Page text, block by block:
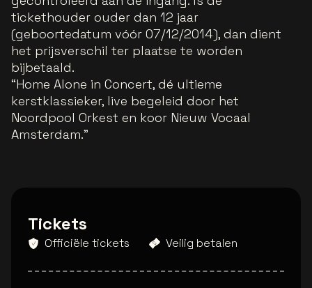
tickethouder ouder dan 12 jaar
(geboortedatum vóór 07/12/2014), dan dient
het prijsverschil ter plaatse te worden
bijbetaald.
“Home Alone in Concert, dé ultieme
kerstklassieker, live begeleid door het
Noordpool Orkest en koor Nieuw Vocaal
Amsterdam.”
Tickets
Officiële tickets Veilig betalen